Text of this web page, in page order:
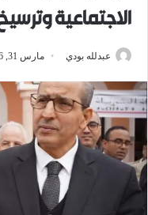
الاجتماعية
عبدلله بودي مارس 31, 2026